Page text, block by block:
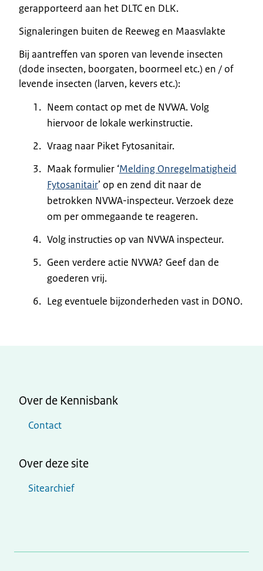
gerapporteerd aan het DLTC en DLK.
Signaleringen buiten de Reeweg en Maasvlakte
Bij aantreffen van sporen van levende insecten
(dode insecten, boorgaten, boormeel etc.) en / of
levende insecten (larven, kevers etc.):
Neem contact op met de NVWA. Volg
hiervoor de lokale werkinstructie.
Vraag naar Piket Fytosanitair.
Maak formulier ‘Melding Onregelmatigheid
Fytosanitair’ op en zend dit naar de
betrokken NVWA-inspecteur. Verzoek deze
om per ommegaande te reageren.
Volg instructies op van NVWA inspecteur.
Geen verdere actie NVWA? Geef dan de
goederen vrij.
Leg eventuele bijzonderheden vast in DONO.
Over de Kennisbank
Contact
Over deze site
Sitearchief